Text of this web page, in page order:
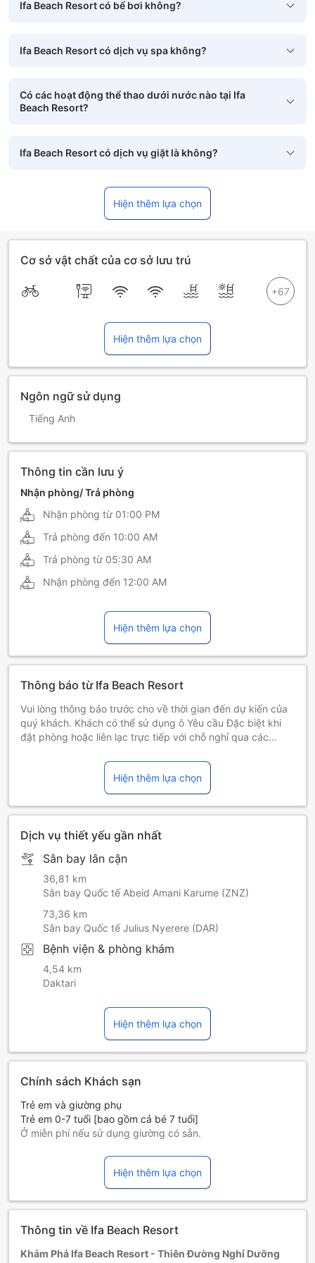
Ifa Beach Resort có bể bơi không?
Ifa Beach Resort có dịch vụ spa không?
Có các hoạt động thể thao dưới nước nào tại Ifa
Beach Resort?
Ifa Beach Resort có dịch vụ giặt là không?
Hiện thêm lựa chọn
Cơ sở vật chất của cơ sở lưu trú
Hiện thêm lựa chọn
Ngôn ngữ sử dụng
Tiếng Anh
Thông tin cần lưu ý
Nhận phòng/ Trả phòng
Nhận phòng từ 01:00 PM
Trả phòng đến 10:00 AM
Trả phòng từ 05:30 AM
Nhận phòng đến 12:00 AM
Hiện thêm lựa chọn
Thông báo từ Ifa Beach Resort
Vui lòng thông báo trước cho về thời gian đến dự kiến của
quý khách. Khách có thể sử dụng ô Yêu cầu Đặc biệt khi
đặt phòng hoặc liên lạc trực tiếp với chỗ nghỉ qua các
Hiện thêm lựa chọn
Dịch vụ thiết yếu gần nhất
Sân bay lân cận
36,81 km
Sân bay Quốc tế Abeid Amani Karume (ZNZ)
73,36 km
Sân bay Quốc tế Julius Nyerere (DAR)
Bệnh viện & phòng khám
4,54 km
Daktari
Hiện thêm lựa chọn
Chính sách Khách sạn
Trẻ em và giường phụ
Trẻ em 0-7 tuổi [bao gồm cả bé 7 tuổi]
Ở miễn phí nếu sử dụng giường có sẵn.
kiểm tra thông tin phòng để biết thêm chi tiết.
Khi đặt trên 5 phòng, chính sách và điều khoản bổ sung có
thể được áp dụng.
Hiện thêm lựa chọn
Thông tin về Ifa Beach Resort
Khám Phá Ifa Beach Resort - Thiên Đường Nghỉ Dưỡng